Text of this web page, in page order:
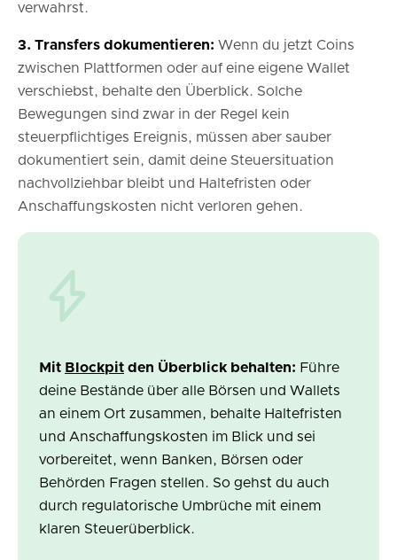
verwahrst.
3. Transfers dokumentieren: Wenn du jetzt Coins
zwischen Plattformen oder auf eine eigene Wallet
verschiebst, behalte den Überblick. Solche
Bewegungen sind zwar in der Regel kein
steuerpflichtiges Ereignis, müssen aber sauber
dokumentiert sein, damit deine Steuersituation
nachvollziehbar bleibt und Haltefristen oder
Anschaffungskosten nicht verloren gehen.
Mit Blockpit den Überblick behalten: Führe
deine Bestände über alle Börsen und Wallets
an einem Ort zusammen, behalte Haltefristen
und Anschaffungskosten im Blick und sei
vorbereitet, wenn Banken, Börsen oder
Behörden Fragen stellen. So gehst du auch
durch regulatorische Umbrüche mit einem
klaren Steuerüberblick.